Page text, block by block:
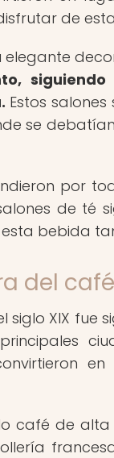
de
Estos
se
por
de té
bebida
del
XIX fue
café de